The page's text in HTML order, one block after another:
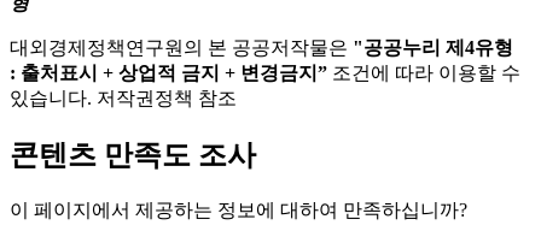
대외경제정책연구원의 본 공공저작물은 "공공누리 제4유형
: 출처표시 + 상업적 금지 + 변경금지” 조건에 따라 이용할 수
있습니다. 저작권정책 참조
콘텐츠 만족도 조사
이 페이지에서 제공하는 정보에 대하여 만족하십니까?